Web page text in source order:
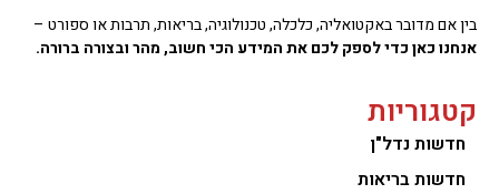
בין אם מדובר באקטואליה, כלכלה, טכנולוגיה, בריאות, תרבות או ספורט –
אנחנו כאן כדי לספק לכם את המידע הכי חשוב, מהר ובצורה ברורה.
קטגוריות
חדשות נדל"ן
חדשות בריאות